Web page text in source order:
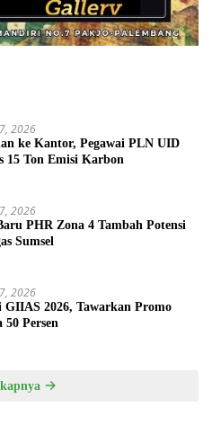
2026
ke Kantor, Pegawai PLN UID
15 Ton Emisi Karbon
2026
PHR Zona 4 Tambah Potensi
Sumsel
2026
2026, Tawarkan Promo
50 Persen